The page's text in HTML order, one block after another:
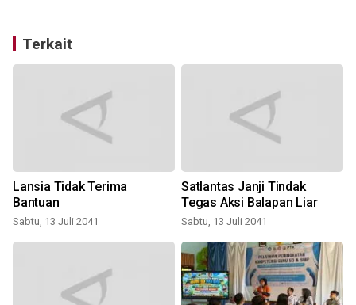
Terkait
Lansia Tidak Terima
Bantuan
Sabtu, 13 Juli 2041
Satlantas Janji Tindak
Tegas Aksi Balapan Liar
Sabtu, 13 Juli 2041